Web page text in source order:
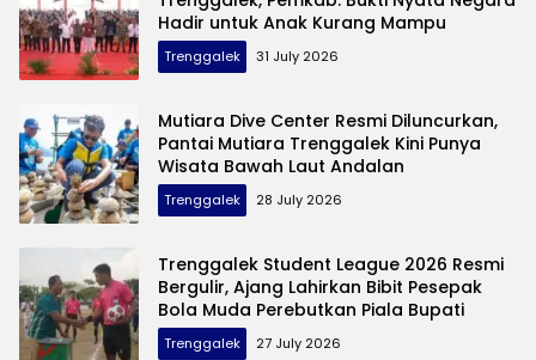
Hadir untuk Anak Kurang Mampu
Trenggalek 31 July 2026
Mutiara Dive Center Resmi Diluncurkan,
Pantai Mutiara Trenggalek Kini Punya
Wisata Bawah Laut Andalan
Trenggalek 28 July 2026
Trenggalek Student League 2026 Resmi
Bergulir, Ajang Lahirkan Bibit Pesepak
Bola Muda Perebutkan Piala Bupati
Trenggalek 27 July 2026